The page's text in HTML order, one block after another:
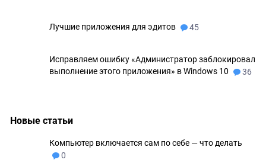
Лучшие приложения для эдитов 45
Исправляем ошибку «Администратор заблокировал
выполнение этого приложения» в Windows 10
36
Новые статьи
Компьютер включается сам по себе — что делать
0